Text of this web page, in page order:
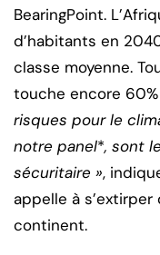
BearingPoint.
d’habitants en
classe moyenne.
touche encore
risques pour le
notre panel*, sont
sécuritaire »,
appelle à
continent.